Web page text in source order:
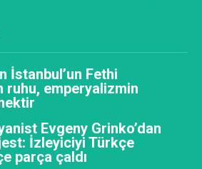
İstanbul’un Fethi
ruhu, emperyalizmin
Evgeny Grinko’dan
İzleyiciyi Türkçe
parça çaldı